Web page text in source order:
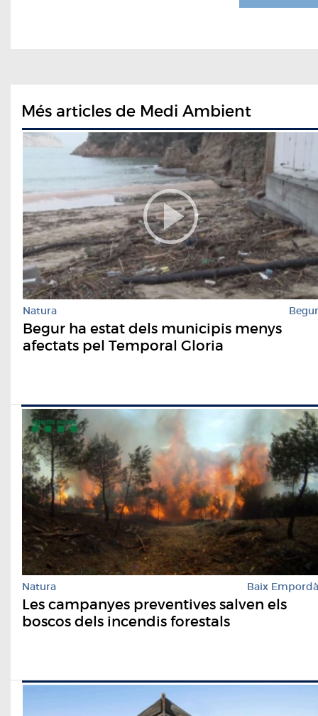
Més articles de Medi Ambient
Natura Begur
Begur ha estat dels municipis menys
afectats pel Temporal Gloria
Natura Baix Empordà
Les campanyes preventives salven els
boscos dels incendis forestals